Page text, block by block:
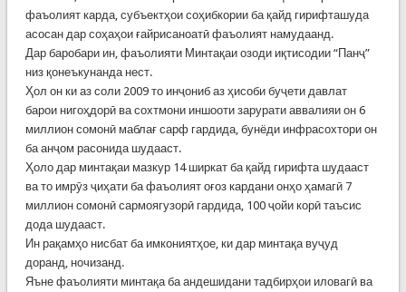
фаъолият карда, субъектҳои соҳибкории ба қайд гирифташуда
асосан дар соҳаҳои ғайрисаноатӣ фаъолият намудаанд.
Дар баробари ин, фаъолияти Минтақаи озоди иқтисодии “Панҷ”
низ қонеъкунанда нест.
Ҳол он ки аз соли 2009 то инҷониб аз ҳисоби буҷети давлат
барои нигоҳдорӣ ва сохтмони иншооти зарурати аввалияи он 6
миллион сомонӣ маблағ сарф гардида, бунёди инфрасохтори он
ба анҷом расонида шудааст.
Ҳоло дар минтақаи мазкур 14 ширкат ба қайд гирифта шудааст
ва то имрӯз ҷиҳати ба фаъолият оғоз кардани онҳо ҳамагӣ 7
миллион сомонӣ сармоягузорӣ гардида, 100 ҷойи корӣ таъсис
дода шудааст.
Ин рақамҳо нисбат ба имкониятҳое, ки дар минтақа вуҷуд
доранд, ночизанд.
Яъне фаъолияти минтақа ба андешидани тадбирҳои иловагӣ ва